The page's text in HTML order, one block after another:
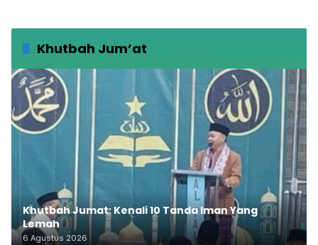
Khutbah Jum’at
Khutbah Jumat: Kenali 10 Tanda Iman Yang
Lemah
6 Agustus 2026